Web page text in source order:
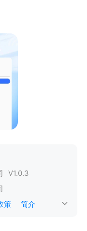
V1.0.3
策 简介